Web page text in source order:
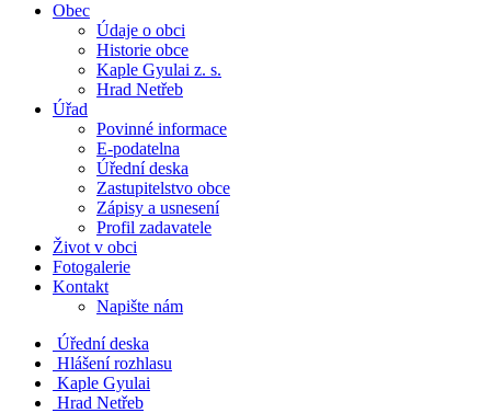
Obec
Údaje o obci
Historie obce
Kaple Gyulai z. s.
Hrad Netřeb
Úřad
Povinné informace
E-podatelna
Úřední deska
Zastupitelstvo obce
Zápisy a usnesení
Profil zadavatele
Život v obci
Fotogalerie
Kontakt
Napište nám
Úřední deska
Hlášení rozhlasu
Kaple Gyulai
Hrad Netřeb